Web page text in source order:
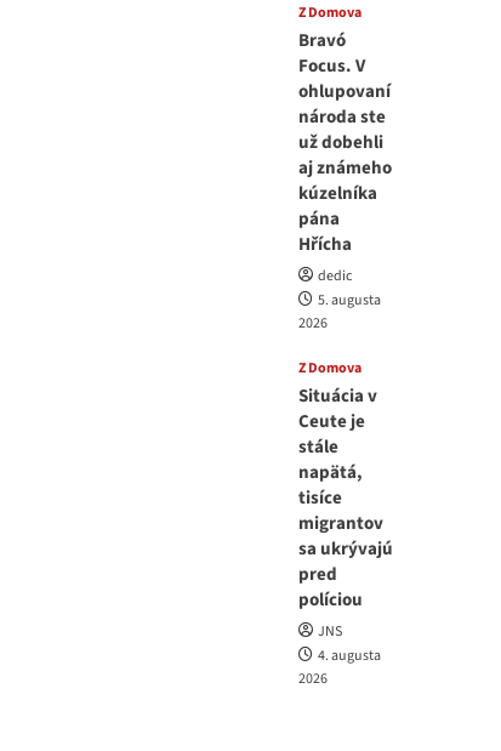
Z Domova
Bravó
Focus. V
ohlupovaní
národa ste
už dobehli
aj známeho
kúzelníka
pána
Hřícha
dedic
5. augusta
2026
Z Domova
Situácia v
Ceute je
stále
napätá,
tisíce
migrantov
sa ukrývajú
pred
políciou
JNS
4. augusta
2026